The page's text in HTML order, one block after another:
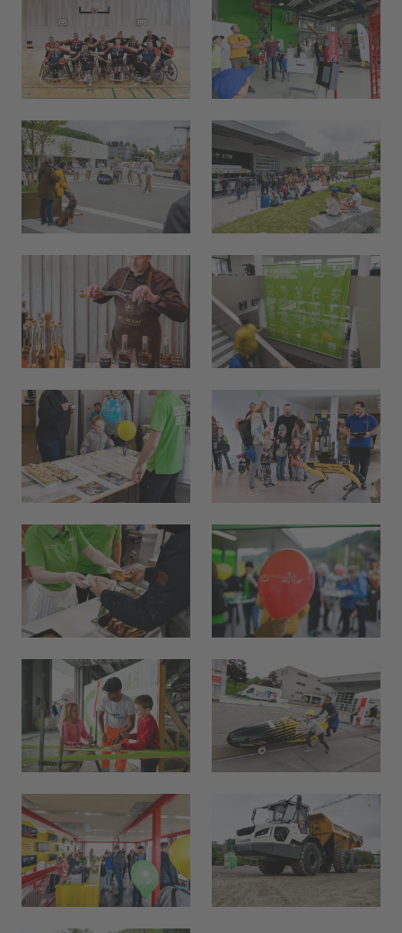
Hallo, ich bin Bob!
Dein Assistent für Bildung, Hotellerie,
Sport und alles rund um den CAMPUS
SURSEE.
MITTAGSMENÜ · MERCATO
Vegi Fried Rice mit Sojaprotein
17.60
Menu 2
Seelachs in Cornflakes Panade 17.60
ÖFFNUNGSZEITEN
Réception 24 h
Mercato
Piazza morgen 07:00
Restaurant Baulüüt morgen 11:15
Bar Baulüüt morgen 17:00
Sportarena bis 21:00
Jugendbeiz G10 ab 19:00